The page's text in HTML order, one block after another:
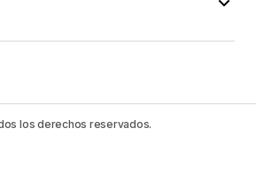
los derechos reservados.